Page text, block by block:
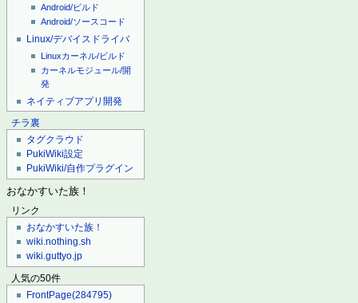
Android/ビルド
Android/ソースコード
Linux/デバイスドライバ
Linuxカーネル/ビルド
カーネルモジュール/開
発
ネイティブアプリ開発
チラ裏
タグクラウド
PukiWiki設定
PukiWiki/自作プラグイン
おなかすいた族！
リンク
おなかすいた族！
wiki.nothing.sh
wiki.guttyo.jp
人気の50件
FrontPage(284795)